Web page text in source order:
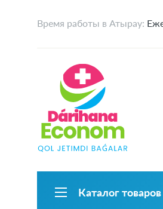
Время работы в Атырау:
Каталог товаров